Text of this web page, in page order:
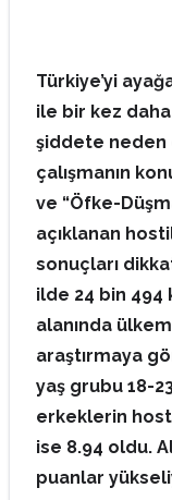
Türkiye’yi
ile bir kez
şiddete neden
çalışmanın
ve “Öfke-
açıklanan
sonuçları
ilde 24 bin
alanında
araştırmaya
yaş grubu 18-
erkeklerin
ise 8.94 oldu.
puanlar